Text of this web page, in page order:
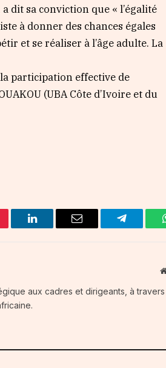
dit sa conviction que « l’égalité
à donner des chances égales
et se réaliser à l’âge adulte. La
participation effective de
(UBA Côte d’Ivoire et du
LinkedIn Email Telegram
aux cadres et dirigeants, à